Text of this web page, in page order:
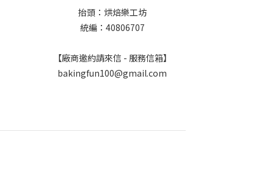
抬頭：烘焙樂工坊
統編：40806707
【廠商邀約請來信 - 服務信箱】
bakingfun100@gmail.com